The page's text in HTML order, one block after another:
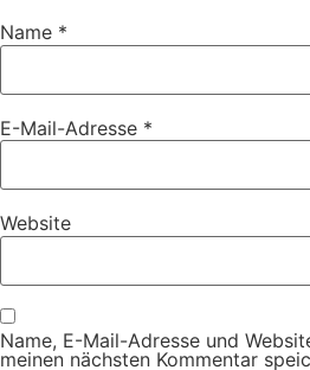
Name *
E-Mail-Adresse *
Website
Name, E-Mail-Adresse und
meinen nächsten Kommentar